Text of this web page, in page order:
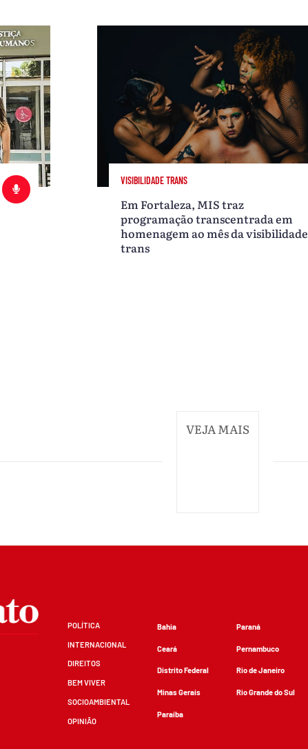
VISIBILIDADE TRANS
Em Fortaleza, MIS traz
programação transcentrada em
homenagem ao mês da visibilidade
trans
VEJA MAIS
POLÍTICA
INTERNACIONAL
DIREITOS
BEM VIVER
SOCIOAMBIENTAL
OPINIÃO
Bahia
Ceará
Distrito Federal
Minas Gerais
Paraíba
Paraná
Pernambuco
Rio de Janeiro
Rio Grande do Sul